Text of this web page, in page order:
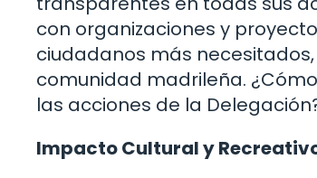
con organizaciones y
ciudadanos más
comunidad madrileña.
las acciones de la
Impacto Cultural y